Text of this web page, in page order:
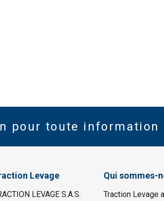
pour toute information
Levage
LEVAGE S.A.S.
Qui sommes-
Traction Levage